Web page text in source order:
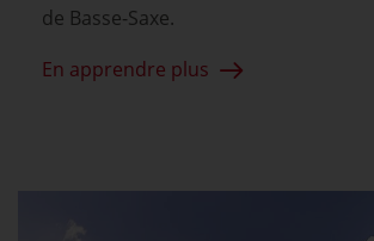
de Basse-Saxe.
En apprendre plus